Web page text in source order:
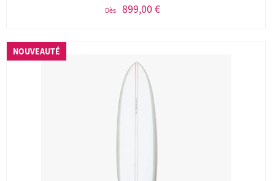
Dès 899,00 €
NOUVEAUTÉ